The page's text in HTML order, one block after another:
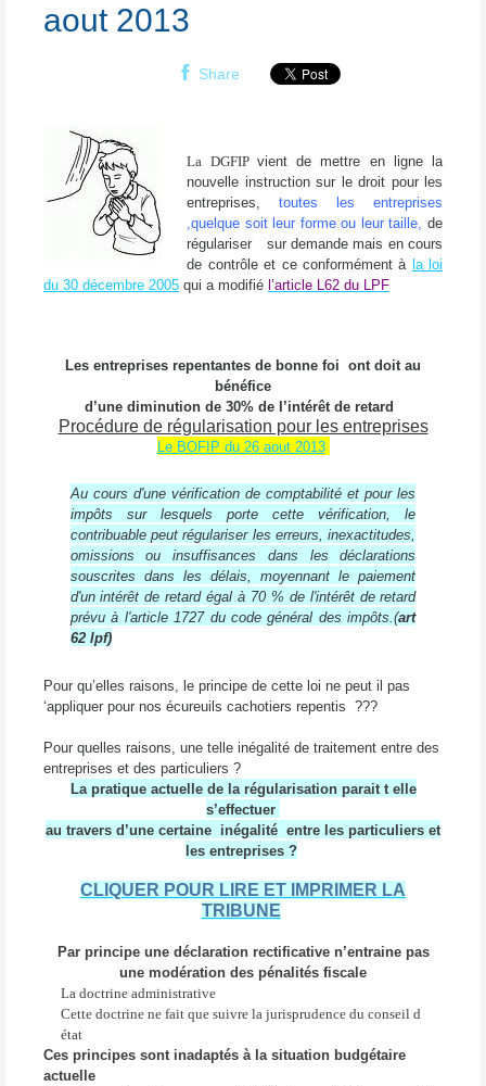
aout 2013
Share
La DGFIP vient de mettre en ligne la
nouvelle instruction sur le droit pour les
entreprises,
toutes les entreprises
,quelque soit leur forme ou leur taille, de
régulariser
sur demande mais en cours
de contrôle et ce conformément à la loi
du 30 décembre 2005 qui a modifié l’article L62 du LPF
Les entreprises repentantes de bonne foi ont doit au
bénéfice
d’une diminution de 30% de l’intérêt de retard
Procédure de régularisation pour les entreprises
Le BOFIP du 26 aout 2013
Au cours d'une vérification de comptabilité et pour les
impôts sur lesquels porte cette vérification, le
contribuable peut régulariser les erreurs, inexactitudes,
omissions ou insuffisances dans les déclarations
souscrites dans les délais, moyennant le paiement
d'un intérêt de retard égal à 70 % de l'intérêt de retard
prévu à l'article 1727 du code général des impôts.(art
62 lpf)
Pour qu’elles raisons, le principe de cette loi ne peut il pas
‘appliquer pour nos écureuils cachotiers repentis ???
Pour quelles raisons, une telle inégalité de traitement entre des
entreprises et des particuliers ?
La pratique actuelle de la régularisation parait t elle
s’effectuer
au travers d’une certaine inégalité entre les particuliers et
les entreprises ?
CLIQUER POUR LIRE ET IMPRIMER LA
TRIBUNE
Par principe une déclaration rectificative n’entraine pas
une modération des pénalités fiscale
La doctrine administrative
Cette doctrine ne fait que suivre la jurisprudence du conseil d
état
Ces principes sont inadaptés à la situation budgétaire
actuelle